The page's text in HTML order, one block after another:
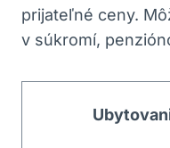
prijateľné ceny.
v súkromí,